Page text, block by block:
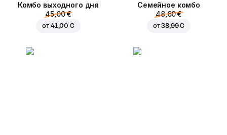
Комбо выходного дня
45,00 €
от 41,00 €
Семейное комбо
48,60 €
от38,99 €